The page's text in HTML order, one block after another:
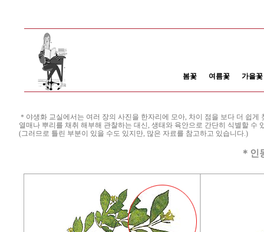
봄꽃 여름꽃 가을꽃
＊야생화 교실에서는 여러 장의 사진을 한자리에 모아, 차이 점을 보다 더 쉽게
열매나 뿌리를 채취 해부해 관찰하는 대신, 생태와 육안으로 간단히 식별할 수
(그러므로 틀린 부분이 있을 수도 있지만, 많은 자료를 참고하고 있습니다.)
＊인